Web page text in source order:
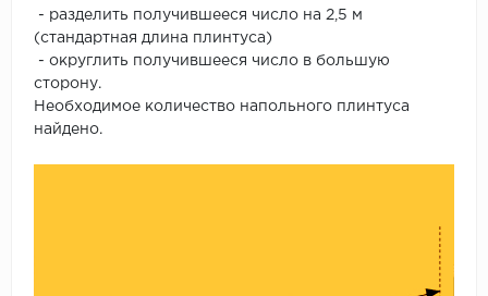
- разделить получившееся число на 2,5 м
(стандартная длина плинтуса)
- округлить получившееся число в большую
сторону.
Необходимое количество напольного плинтуса
найдено.